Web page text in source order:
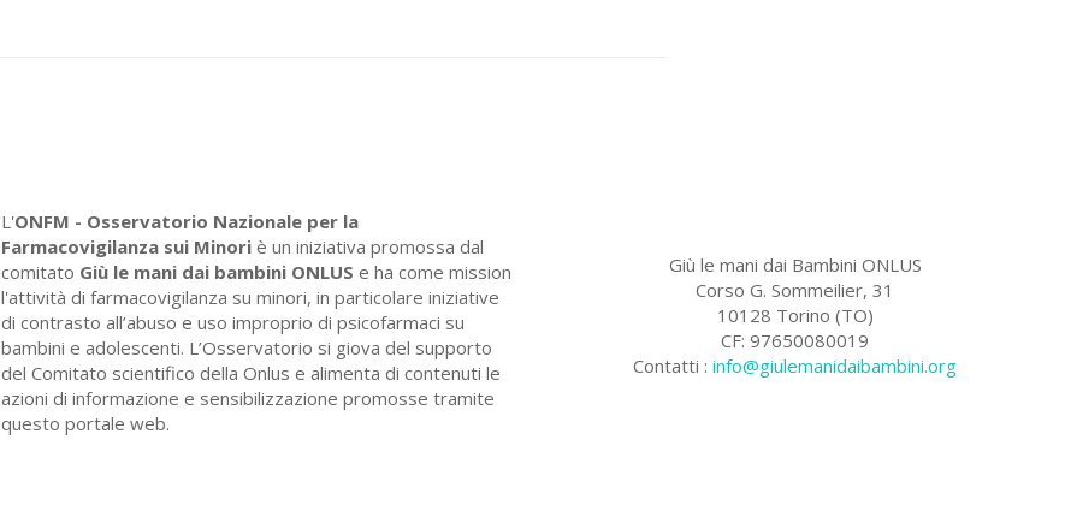
L'ONFM - Osservatorio Nazionale per la
Farmacovigilanza sui Minori è un iniziativa promossa dal
comitato Giù le mani dai bambini ONLUS e ha come mission
l'attività di farmacovigilanza su minori, in particolare iniziative
di contrasto all’abuso e uso improprio di psicofarmaci su
bambini e adolescenti. L’Osservatorio si giova del supporto
del Comitato scientifico della Onlus e alimenta di contenuti le
azioni di informazione e sensibilizzazione promosse tramite
questo portale web.
Giù le mani dai Bambini ONLUS
Corso G. Sommeilier, 31
10128 Torino (TO)
CF: 97650080019
Contatti :info@giulemanidaibambini.org